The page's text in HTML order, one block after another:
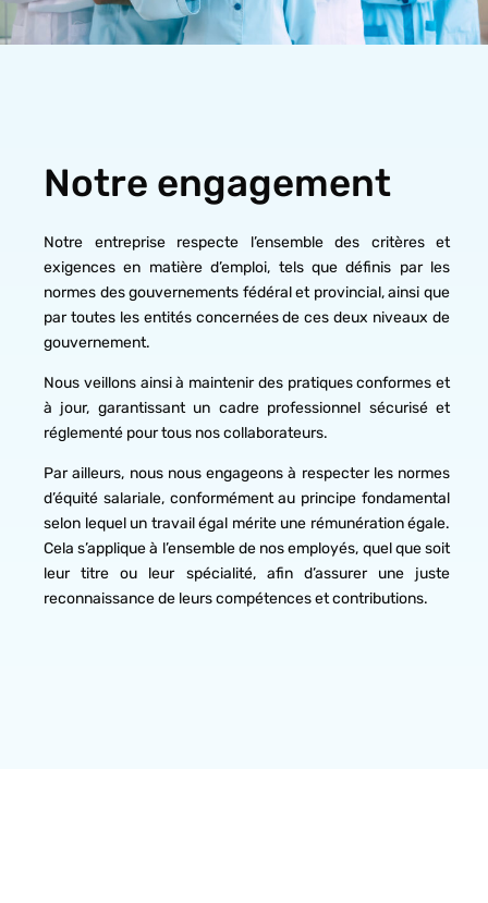
Notre engagement
Notre entreprise respecte l’ensemble des critères et
exigences en matière d’emploi, tels que définis par les
normes des gouvernements fédéral et provincial, ainsi que
par toutes les entités concernées de ces deux niveaux de
gouvernement.
Nous veillons ainsi à maintenir des pratiques conformes et
à jour, garantissant un cadre professionnel sécurisé et
réglementé pour tous nos collaborateurs.
Par ailleurs, nous nous engageons à respecter les normes
d’équité salariale, conformément au principe fondamental
selon lequel un travail égal mérite une rémunération égale.
Cela s’applique à l’ensemble de nos employés, quel que soit
leur titre ou leur spécialité, afin d’assurer une juste
reconnaissance de leurs compétences et contributions.